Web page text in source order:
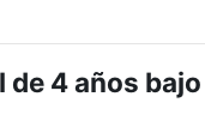
4 años